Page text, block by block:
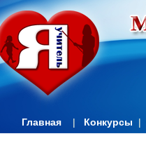
Главная | Конкурсы |